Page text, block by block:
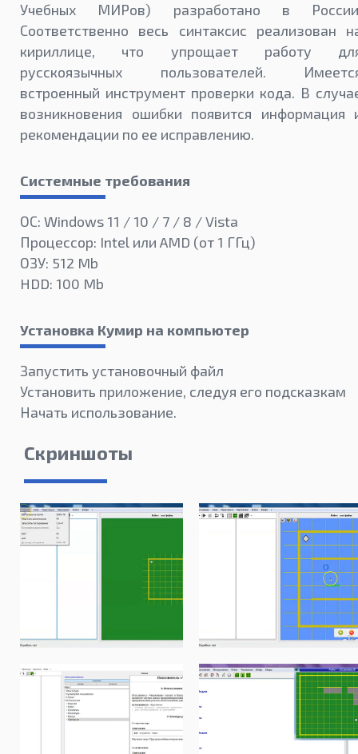
Учебных МИРов) разработано в
Соответственно весь синтаксис реализован
кириллице, что упрощает работу
русскоязычных пользователей.
встроенный инструмент проверки кода. В
возникновения ошибки появится информация
рекомендации по ее исправлению.
Системные требования
ОС: Windows 11 / 10 / 7 / 8 / Vista
Процессор: Intel или AMD (от 1 ГГц)
ОЗУ: 512 Mb
HDD: 100 Mb
Установка Кумир на компьютер
Запустить установочный файл
Установить приложение, следуя его подсказкам
Начать использование.
Скриншоты